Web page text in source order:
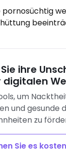
pornosüchtig
ihre
digitalen
um
und gesunde
zu
Sie es